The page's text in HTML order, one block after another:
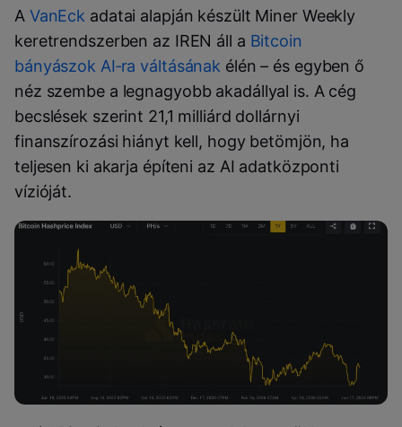
A VanEck adatai alapján készült Miner Weekly
keretrendszerben az IREN áll a Bitcoin
bányászok AI‑ra váltásának élén – és egyben ő
néz szembe a legnagyobb akadállyal is. A cég
becslések szerint 21,1 milliárd dollárnyi
finanszírozási hiányt kell, hogy betömjön, ha
teljesen ki akarja építeni az AI adatközponti
vízióját.